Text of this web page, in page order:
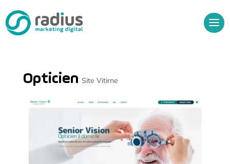
Opticien Site Vitirne